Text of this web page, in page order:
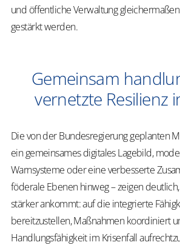
und öffentliche Verwaltung
gestärkt werden.
Gemeinsam
vernetzte Resilienz
Die von der Bundesregierung geplanten
ein gemeinsames digitales Lagebild,
Warnsysteme oder eine verbesserte
föderale Ebenen hinweg – zeigen
stärker ankommt: auf die integrierte
bereitzustellen, Maßnahmen koordiniert
Handlungsfähigkeit im Krisenfall